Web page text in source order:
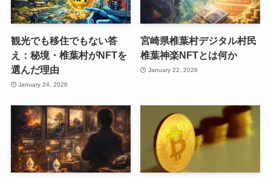
観光でも移住でもない答
え：秘境・椎葉村がNFTを
選んだ理由
January 24, 2026
宮崎県椎葉村デジタル村民
椎葉神楽NFTとは何か
January 22, 2026